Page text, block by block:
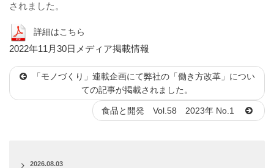
されました。
詳細はこちら
投
日:
2022年11月30日 カ
ゴ
リ
メディア掲載情報
「モノづくり」連載企画にて弊社の「働き方改革」につい
ての記事が掲載されました。
食品と開発 Vol.58 2023年 No.1
2026.08.03